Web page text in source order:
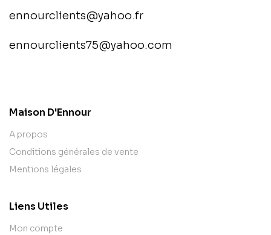
ennourclients@yahoo.fr
ennourclients75@yahoo.com
Maison D'Ennour
A propos
Conditions générales de vente
Mentions légales
Liens Utiles
Mon compte